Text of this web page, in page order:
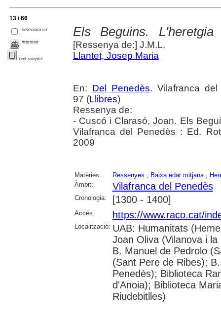
13 / 66
seleccionar
imprimir
Text complet
Els Beguins.
[Ressenya de:] J.M.L.
Llantet, Josep Maria
En: Del Penedès. Vilafranca
97 (Llibres)
Ressenya de:
- Cuscó i Clarasó, Joan. Els
Vilafranca del Penedès : Ed.
2009
Matèries: Ressenyes ; Baixa edat mitjana;
Àmbit:
Vilafranca del Penedès
Cronologia: [1300 - 1400]
Accés: https://www.raco.cat/
Localització: UAB: Humanitats
Joan Oliva (Vilanova i
B. Manuel de Pedrolo
(Sant Pere de Ribes);
Penedès); Biblioteca
d'Anoia); Biblioteca
Riudebitlles)